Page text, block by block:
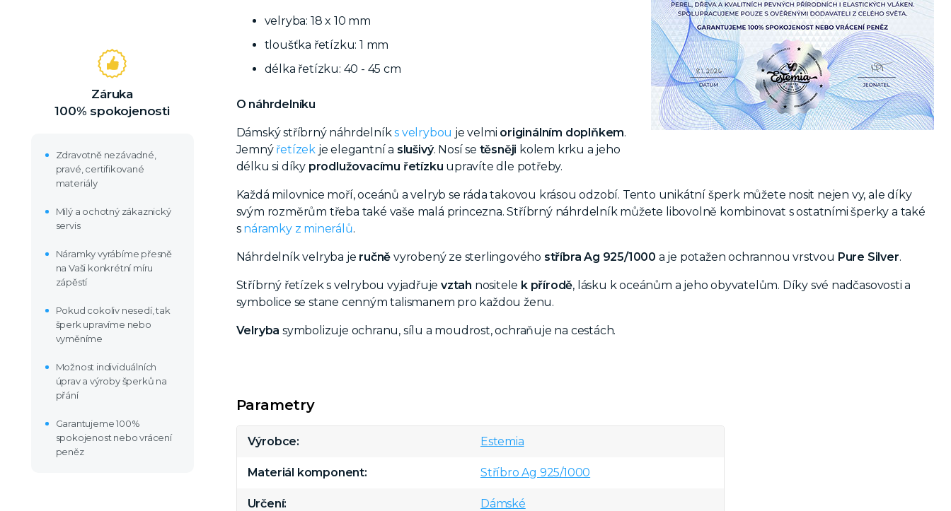
Záruka
100% spokojenosti
Zdravotně nezávadné,
pravé, certifikované
materiály
Milý a ochotný zákaznický
servis
Náramky vyrábíme přesně
na Vaši konkrétní míru
zápěstí
Pokud cokoliv nesedí, tak
šperk upravíme nebo
vyměníme
Možnost individuálních
úprav a výroby šperků na
přání
Garantujeme 100%
spokojenost nebo vrácení
peněz
velryba: 18 x 10 mm
tloušťka řetízku: 1 mm
délka řetízku: 40 - 45 cm
O náhrdelníku
Dámský stříbrný náhrdelníks velrybou je velmi originálním doplňkem.
Jemný řetízek je elegantní a slušivý. Nosí se těsněji kolem krku a jeho
délku si díky prodlužovacímu řetízku upravíte dle potřeby.
Každá milovnice moří, oceánů a velryb se ráda takovou krásou odzobí. Tento unikátní šperk můžete nosit nejen vy, ale díky
svým rozměrům třeba také vaše malá princezna. Stříbrný náhrdelník můžete libovolně kombinovat s ostatními šperky a také
s náramky z minerálů.
Náhrdelník velryba je ručně vyrobený ze sterlingového stříbra Ag 925/1000 a je potažen ochrannou vrstvou Pure Silver.
Stříbrný řetízek s velrybou vyjadřujevztah nositele k přírodě, lásku k oceánům a jeho obyvatelům. Díky své nadčasovosti a
symbolice se stane cenným talismanem pro každou ženu.
Velryba symbolizuje ochranu, sílu a moudrost, ochraňuje na cestách.
Parametry
Výrobce Estemia
Materiál komponent Stříbro Ag 925/1000
Určení Dámské